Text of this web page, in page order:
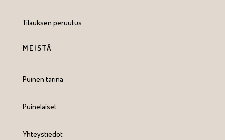
Tilauksen peruutus
MEISTÄ
Puinen tarina
Puinelaiset
Yhteystiedot